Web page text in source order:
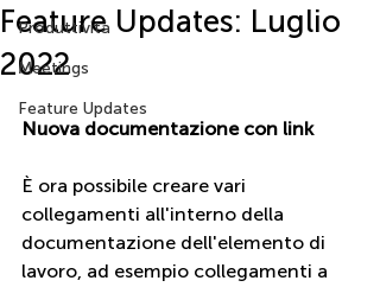
Produttività
Meetings
Feature Updates
Feature Updates: Luglio
2022
Nuova documentazione con link
È ora possibile creare vari
collegamenti all'interno della
documentazione dell'elemento di
lavoro, ad esempio collegamenti a